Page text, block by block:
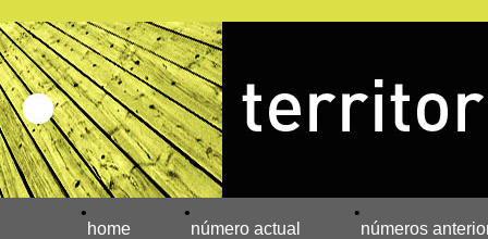
•
home
•
número actual
•
números